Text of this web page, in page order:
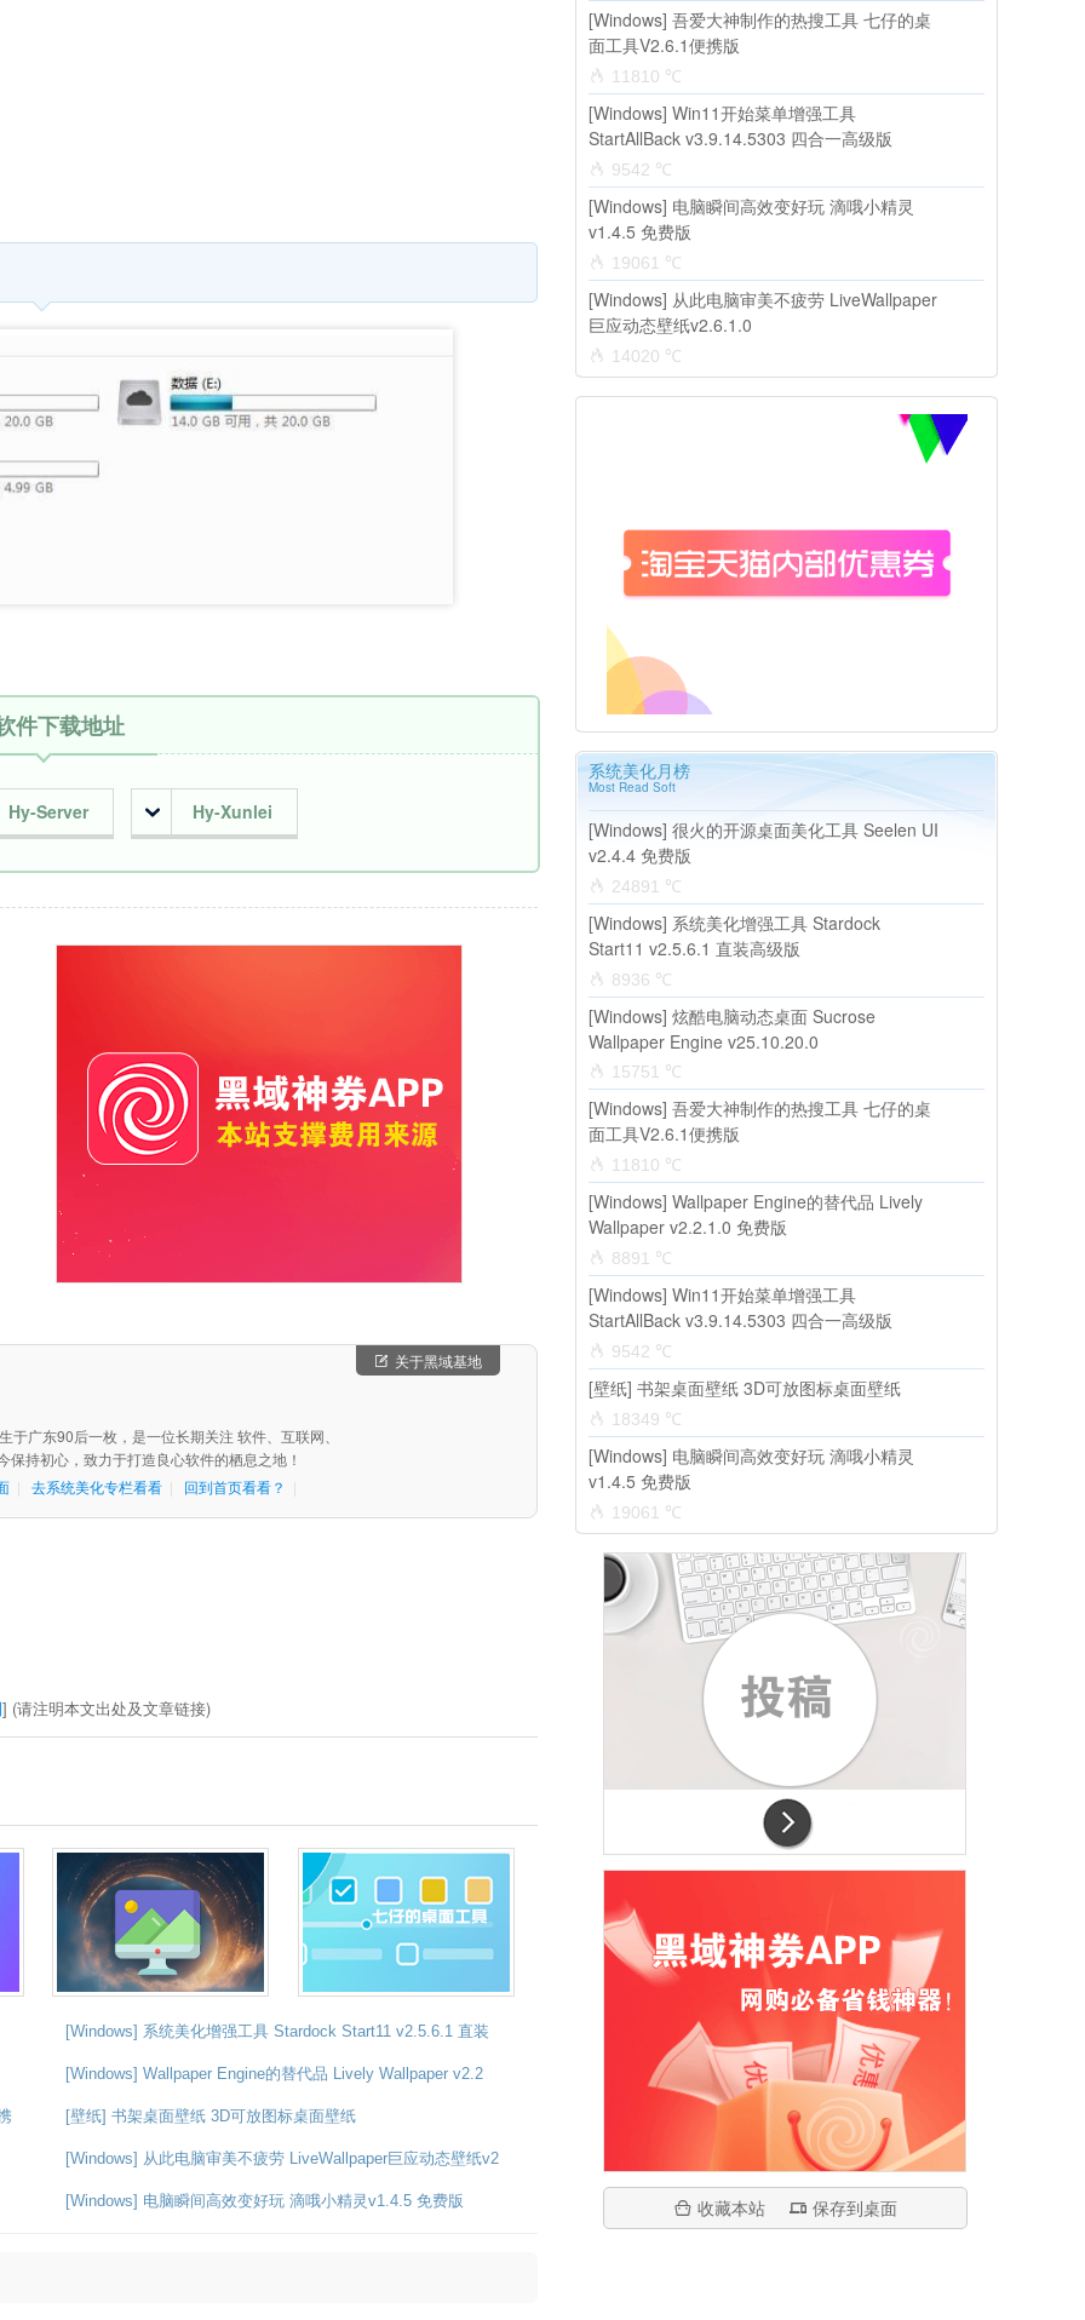
件下载地址
Hy-Server Hy-Xunlei
广东90后一枚，是一位长期关注 软件、互联网、
持初心，致力于打造良心软件的栖息之地！
去系统美化专栏看看 回到首页看看？
关于黑域基地
] (请注明本文出处及文章链接)
[Windows] 系统美化增强工具 Stardock Start11 v2.5.6.1 直装
[Windows] Wallpaper Engine的替代品 Lively Wallpaper v2.2
[壁纸] 书架桌面壁纸 3D可放图标桌面壁纸
[Windows] 从此电脑审美不疲劳 LiveWallpaper巨应动态壁纸v2
[Windows] 电脑瞬间高效变好玩 滴哦小精灵v1.4.5 免费版
[Windows] 吾爱大神制作的热搜工具 七仔的桌
面工具V2.6.1便携版
11810 ℃
[Windows] Win11开始菜单增强工具
StartAllBack v3.9.14.5303 四合一高级版
9542 ℃
[Windows] 电脑瞬间高效变好玩 滴哦小精灵
v1.4.5 免费版
19061 ℃
[Windows] 从此电脑审美不疲劳 LiveWallpaper
巨应动态壁纸v2.6.1.0
14020 ℃
系统美化月榜
Most Read Soft
[Windows] 很火的开源桌面美化工具 Seelen UI
v2.4.4 免费版
24891 ℃
[Windows] 系统美化增强工具 Stardock
Start11 v2.5.6.1 直装高级版
8936 ℃
[Windows] 炫酷电脑动态桌面 Sucrose
Wallpaper Engine v25.10.20.0
15751 ℃
[Windows] 吾爱大神制作的热搜工具 七仔的桌
面工具V2.6.1便携版
11810 ℃
[Windows] Wallpaper Engine的替代品 Lively
Wallpaper v2.2.1.0 免费版
8891 ℃
[Windows] Win11开始菜单增强工具
StartAllBack v3.9.14.5303 四合一高级版
9542 ℃
[壁纸] 书架桌面壁纸 3D可放图标桌面壁纸
18349 ℃
[Windows] 电脑瞬间高效变好玩 滴哦小精灵
v1.4.5 免费版
19061 ℃
收藏本站 保存到桌面